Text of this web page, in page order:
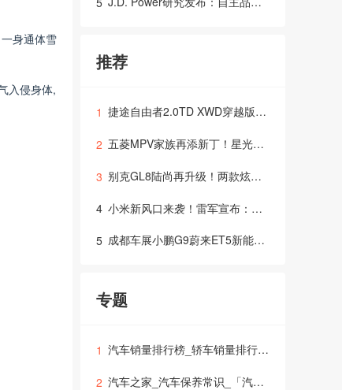
身通体雪
入侵身体,
推荐
1 捷途自由者2.0TD XWD穿越版，燃爆上市！
2 五菱MPV家族再添新丁！星光730官图惊艳你的眼球，四季度上市，多种动力等你来选择！
3 别克GL8陆尚再升级！两款炫酷内饰配色登场，售价仅24.99万起
4 小米新风口来袭！雷军宣布：首款SUV YU7，6月26日震撼上市！
5 成都车展小鹏G9蔚来ET5新能源汽车的天下？
专题
1 汽车销量排行榜_轿车销量排行榜_suv销量排行榜_mpv销量排行榜_「销量排行榜」
2 汽车之家_汽车保养常识_「汽车保养」-车生活